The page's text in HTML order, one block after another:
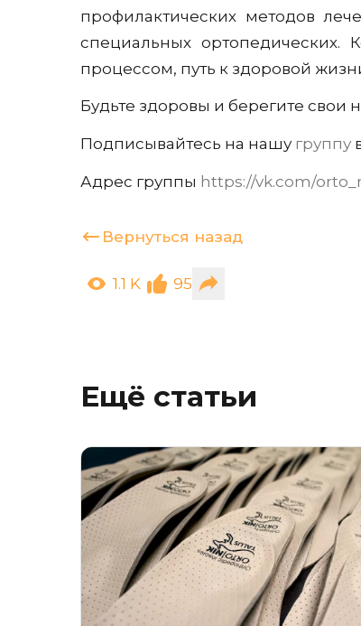
профилактических методов
специальных
процессом, путь к здоровой
Будьте здоровы и берегите свои
Подписывайтесь на нашу группу
Адрес группы https://vk.com/
Вернуться назад
1.1 K 95
Ещё статьи